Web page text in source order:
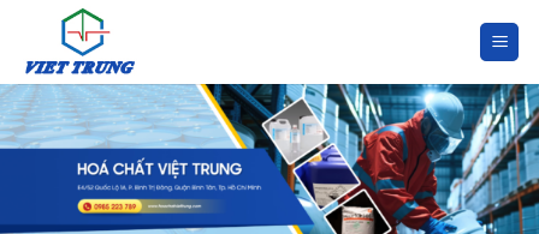
dung